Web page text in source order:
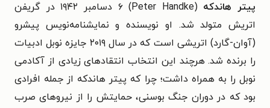
پیتر هاندکه
(Peter Handke) ۶ دسامبر ۱۹۴۲ در گریفن
اتریش متولد شد. او نویسنده و نمایشنامه‌نویس پیشرو
(آوان-گارد) اتریشی است که در سال ۲۰۱۹ جایزه نوبل ادبیات
را برنده شد. هرچند این انتخاب انتقادهای زیادی از آکادمی
نوبل را به همراه داشت؛ چرا که پیتر هاندکه از جمله افرادی
بود که در دوران جنگ بوسنی، حمایتش را از نیروهای صرب